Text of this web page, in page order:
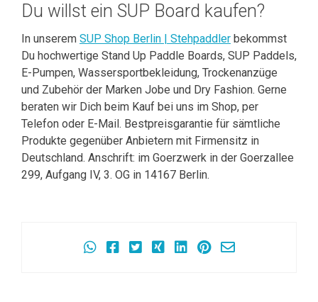
Du willst ein SUP Board kaufen?
In unserem SUP Shop Berlin | Stehpaddler bekommst
Du hochwertige Stand Up Paddle Boards, SUP Paddels,
E-Pumpen, Wassersportbekleidung, Trockenanzüge
und Zubehör der Marken Jobe und Dry Fashion. Gerne
beraten wir Dich beim Kauf bei uns im Shop, per
Telefon oder E-Mail. Bestpreisgarantie für sämtliche
Produkte gegenüber Anbietern mit Firmensitz in
Deutschland. Anschrift: im Goerzwerk in der Goerzallee
299, Aufgang IV, 3. OG in 14167 Berlin.